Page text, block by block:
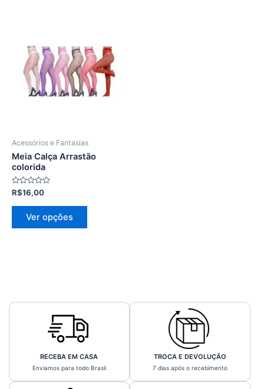
Acessórios e Fantasias
Meia Calça Arrastão
colorida
Avaliação
de
R$16,00
Ver opções
tem
várias
variantes.
As
escolhidas
produto
RECEBA EM CASA
Enviamos para todo Brasil
TROCA E DEVOLUÇÃO
7 dias após o recebimento